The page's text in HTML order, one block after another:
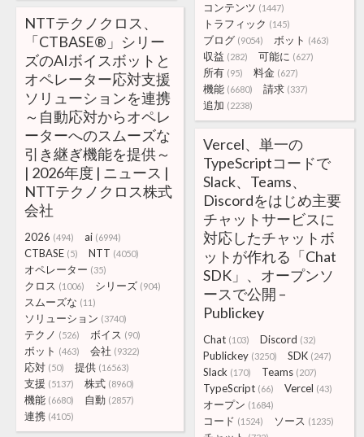
コンテンツ (1447)
トラフィック (145)
ブログ (9054) ボット (463)
収益 (282) 可能に (627)
所有 (95) 料金 (627)
機能 (6680) 請求 (337)
追加 (2238)
NTTテクノクロス、
「CTBASE®」シリー
ズのAIボイスボットと
オペレーター応対支援
ソリューションを連携
～自動応対からオペレ
ーターへのスムーズな
引き継ぎ機能を提供～
| 2026年度 | ニュース |
NTTテクノクロス株式
会社
2026 (494) ai (6994)
CTBASE (5) NTT (4050)
オペレーター (35)
クロス (1006) シリーズ (904)
スムーズな (11)
ソリューション (3740)
テクノ (526) ボイス (90)
ボット (463) 会社 (9322)
応対 (50) 提供 (16563)
支援 (5137) 株式 (8960)
機能 (6680) 自動 (2857)
連携 (4105)
Vercel、単一の
TypeScriptコードで
Slack、Teams、
Discordをはじめ主要
チャットサービスに
対応したチャットボ
ットが作れる「Chat
SDK」、オープンソ
ースで公開 –
Publickey
Chat (103) Discord (32)
Publickey (3250) SDK (247)
Slack (170) Teams (207)
TypeScript (66) Vercel (43)
オープン (1684)
コード (1524) ソース (1235)